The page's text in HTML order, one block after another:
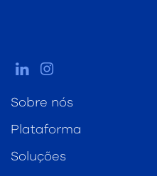
Sobre nós
Plataforma
Soluções